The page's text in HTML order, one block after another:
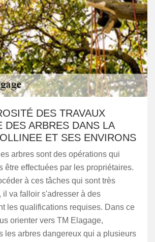
DES TRAVAUX
DES ARBRES DANS LA
ET SES ENVIRONS
arbres sont des opérations qui
être effectuées par les propriétaires.
à ces tâches qui sont très
il va falloir s'adresser à des
les qualifications requises. Dans ce
orienter vers TM Elagage,
les arbres dangereux qui a plusieurs